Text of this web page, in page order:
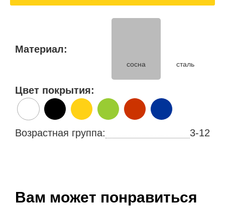
Материал:
сосна сталь
Цвет покрытия:
Возрастная группа: 3-12
Вам может понравиться